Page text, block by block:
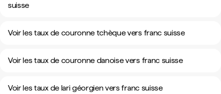
suisse
Voir les taux de couronne tchèque vers franc suisse
Voir les taux de couronne danoise vers franc suisse
Voir les taux de lari géorgien vers franc suisse